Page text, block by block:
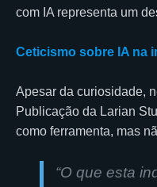
com IA representa um
Ceticismo sobre IA na
Apesar da curiosidade,
Publicação da Larian
como ferramenta, mas
“O que esta